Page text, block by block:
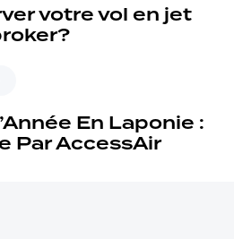
votre vol en jet
En Laponie :
Par AccessAir